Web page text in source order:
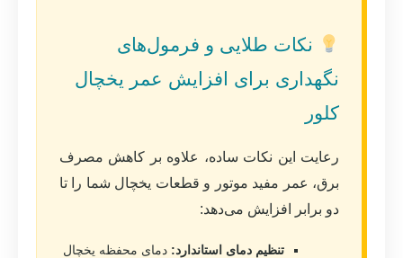
نکات طلایی و فرمول‌های
نگهداری برای افزایش عمر یخچال
کلور
رعایت این نکات ساده، علاوه بر کاهش مصرف
برق، عمر مفید موتور و قطعات یخچال شما را تا
دو برابر افزایش می‌دهد:
تنظیم دمای استاندارد: دمای محفظه یخچال